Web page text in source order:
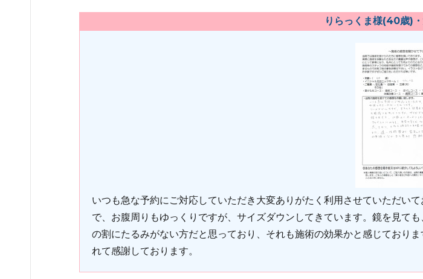
りらっくま様(40歳)
いつも急な予約にご対応していただき大変ありがたく利用させていただい
で、お腹周りもゆっくりですが、サイズダウンしてきています。鏡を見て
の割にたるみがない方だと思っており、それも施術の効果かと感じており
れて感謝しております。